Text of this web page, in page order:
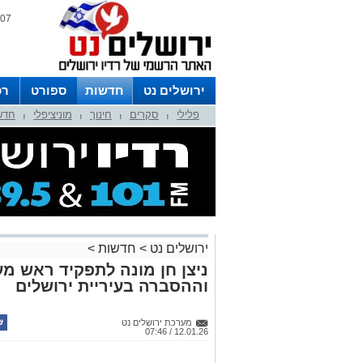
07 אוגוסט 2026 / 16:09
ירושלים נט חדשות ספורט
לפרסום ברדיו צרו קשר
לוח פלילי סקרים חינוך מוניציפלי
ירושלים נט > חדשות >
ניצן חן מונה לתפקיד ראש
וההסברה בעיריית ירושלים
מערכת ירושלים נט
12.01.26 / 07:46